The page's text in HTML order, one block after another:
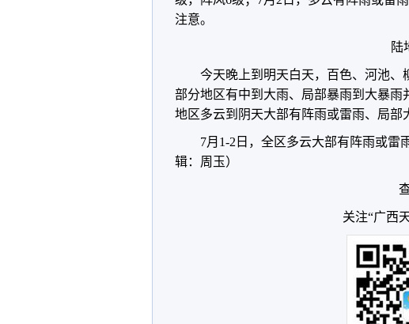
注意。
陆
今天晚上到明天白天，百色、河池
部分地区有中到大雨、局部暴雨到大暴
地区多云到阴天大部有阵雨或雷雨、局部
7月1-2日，全区多云大部有阵雨或雷
辑：周玉）
关注“广西